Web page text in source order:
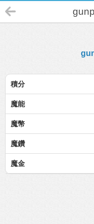
積分
魔能
魔幣
魔鑽
魔金